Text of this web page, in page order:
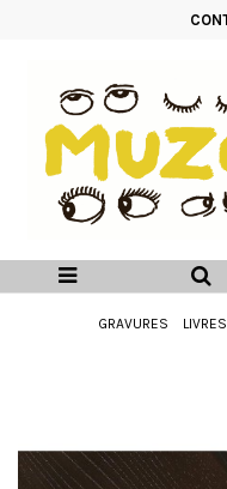
GRAVURES LIVRES